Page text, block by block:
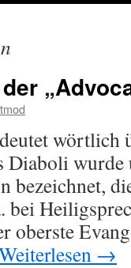
wörtlich
Diaboli
bezeichnet,
bei
oberste
→